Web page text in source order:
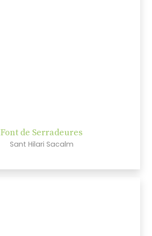
Font de Serradeures
Sant Hilari Sacalm